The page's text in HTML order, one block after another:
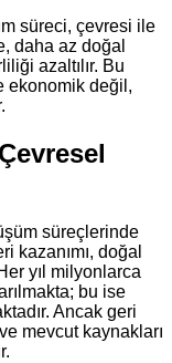
süreci, çevresi ile
daha az doğal
azaltılır. Bu
ekonomik değil,
süreçlerinde
kazanımı, doğal
yıl milyonlarca
bu ise
Ancak geri
mevcut kaynakları